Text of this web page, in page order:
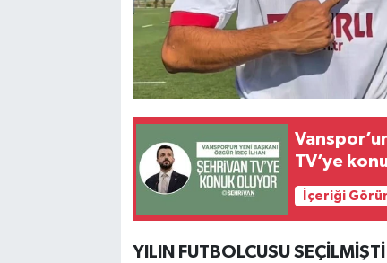
TV’ye
İçeriği
YILIN FUTBOLCUSU SEÇİLMİŞTİ